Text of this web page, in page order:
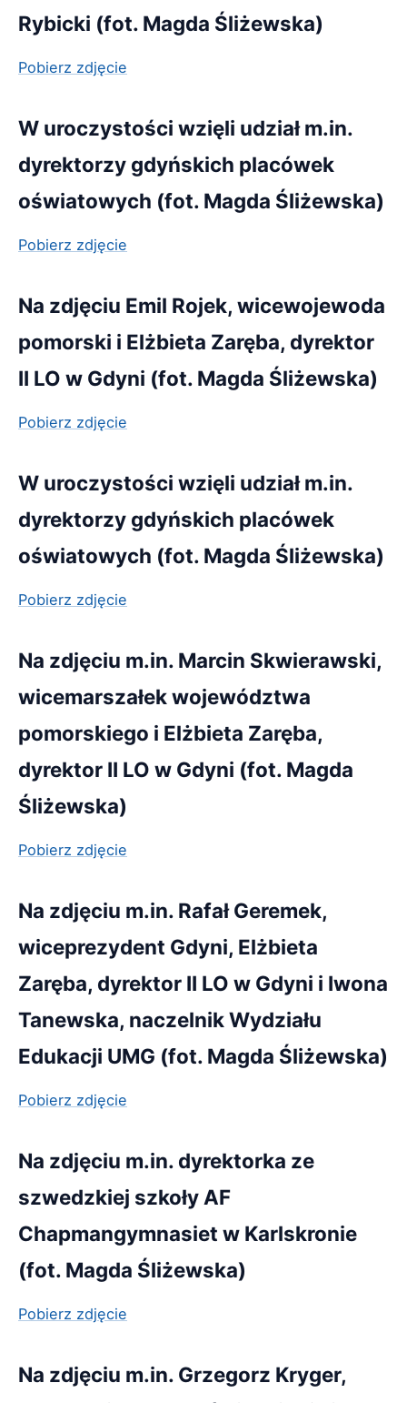
Rybicki (fot. Magda Śliżewska)
Pobierz zdjęcie
W uroczystości wzięli udział m.in.
dyrektorzy gdyńskich placówek
oświatowych (fot. Magda Śliżewska)
Pobierz zdjęcie
Na zdjęciu Emil Rojek, wicewojewoda
pomorski i Elżbieta Zaręba, dyrektor
II LO w Gdyni (fot. Magda Śliżewska)
Pobierz zdjęcie
W uroczystości wzięli udział m.in.
dyrektorzy gdyńskich placówek
oświatowych (fot. Magda Śliżewska)
Pobierz zdjęcie
Na zdjęciu m.in. Marcin Skwierawski,
wicemarszałek województwa
pomorskiego i Elżbieta Zaręba,
dyrektor II LO w Gdyni (fot. Magda
Śliżewska)
Pobierz zdjęcie
Na zdjęciu m.in. Rafał Geremek,
wiceprezydent Gdyni, Elżbieta
Zaręba, dyrektor II LO w Gdyni i Iwona
Tanewska, naczelnik Wydziału
Edukacji UMG (fot. Magda Śliżewska)
Pobierz zdjęcie
Na zdjęciu m.in. dyrektorka ze
szwedzkiej szkoły AF
Chapmangymnasiet w Karlskronie
(fot. Magda Śliżewska)
Pobierz zdjęcie
Na zdjęciu m.in. Grzegorz Kryger,